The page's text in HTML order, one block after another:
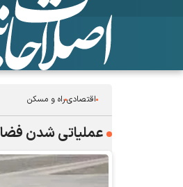
اقتصادیراه و مسکن
عملیاتی شدن فضای